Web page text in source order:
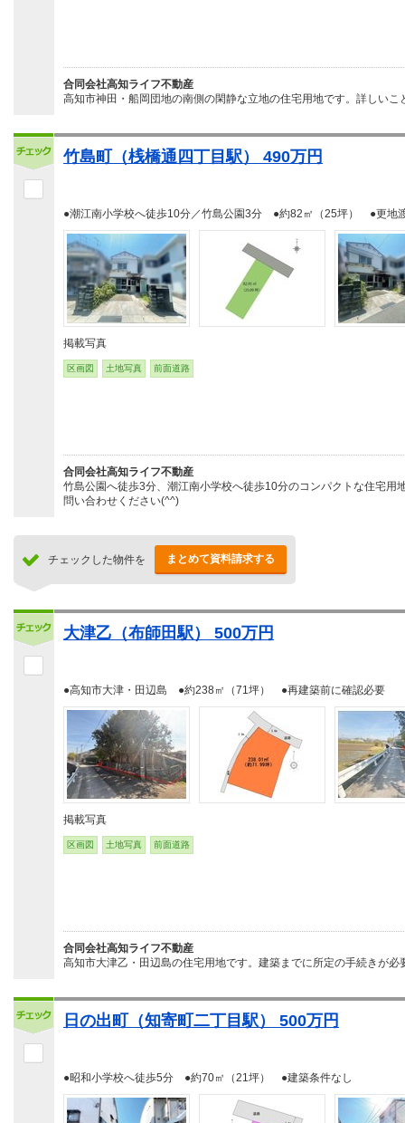
合同会社高知ライフ不動産
高知市神田・船岡団地の南側の閑静な立地の住宅用地です。詳しい
竹島町（桟橋通四丁目駅） 490万円
●潮江南小学校へ徒歩10分／竹島公園3分 ●約82㎡（25坪） ●更地
掲載写真
区画図 土地写真 前面道路
合同会社高知ライフ不動産
竹島公園へ徒歩3分、潮江南小学校へ徒歩10分のコンパクトな住宅
問い合わせください(^^)
チェックした物件を まとめて資料請求する
大津乙（布師田駅） 500万円
●高知市大津・田辺島 ●約238㎡（71坪） ●再建築前に確認必要
掲載写真
区画図 土地写真 前面道路
合同会社高知ライフ不動産
高知市大津乙・田辺島の住宅用地です。建築までに所定の手続きが
日の出町（知寄町二丁目駅） 500万円
●昭和小学校へ徒歩5分 ●約70㎡（21坪） ●建築条件なし